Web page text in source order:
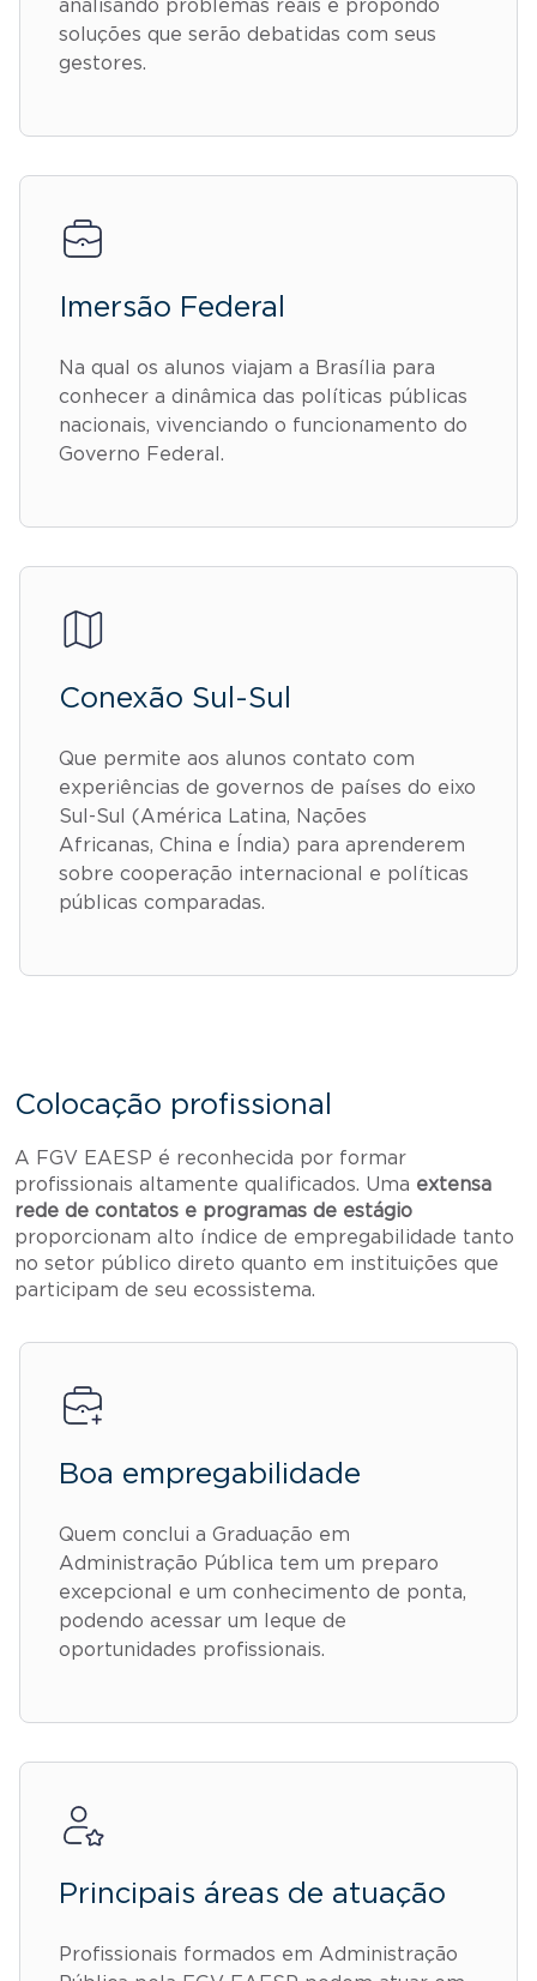
analisando problemas reais e propondo
soluções que serão debatidas com seus
gestores.
Imersão Federal
Na qual os alunos viajam a Brasília para
conhecer a dinâmica das políticas públicas
nacionais, vivenciando o funcionamento do
Governo Federal.
Conexão Sul-Sul
Que permite aos alunos contato com
experiências de governos de países do eixo
Sul-Sul (América Latina, Nações
Africanas, China e Índia) para aprenderem
sobre cooperação internacional e políticas
públicas comparadas.
Colocação profissional
A FGV EAESP é reconhecida por formar
profissionais altamente qualificados. Uma extensa
rede de contatos e programas de estágio
proporcionam alto índice de empregabilidade tanto
no setor público direto quanto em instituições que
participam de seu ecossistema.
Boa empregabilidade
Quem conclui a Graduação em
Administração Pública tem um preparo
excepcional e um conhecimento de ponta,
podendo acessar um leque de
oportunidades profissionais.
Principais áreas de atuação
Profissionais formados em Administração